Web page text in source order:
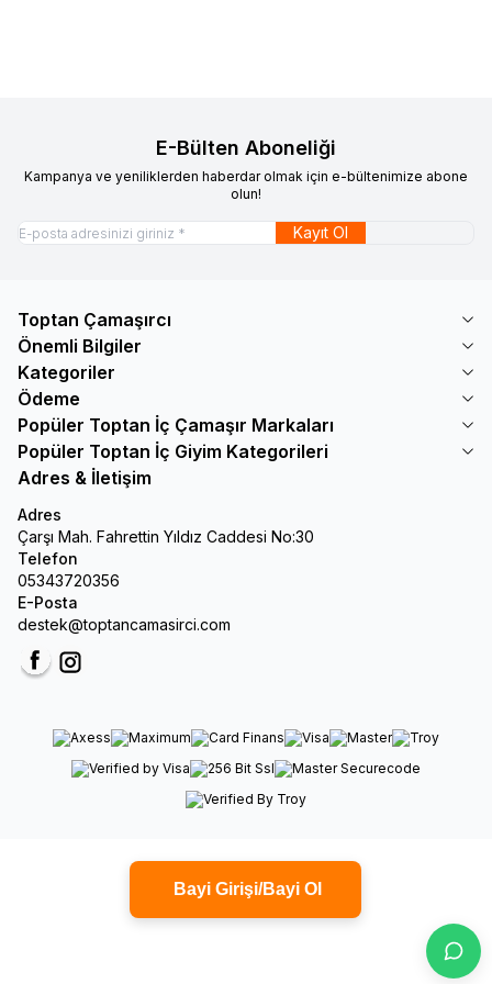
E-Bülten Aboneliği
Kampanya ve yeniliklerden haberdar olmak için e-bültenimize abone
olun!
Kayıt Ol
Toptan Çamaşırcı
Önemli Bilgiler
Kategoriler
Ödeme
Popüler Toptan İç Çamaşır Markaları
Popüler Toptan İç Giyim Kategorileri
Adres & İletişim
Adres
Çarşı Mah. Fahrettin Yıldız Caddesi No:30
Telefon
05343720356
E-Posta
destek@toptancamasirci.com
FacebookInstagram
Bayi Girişi/Bayi Ol